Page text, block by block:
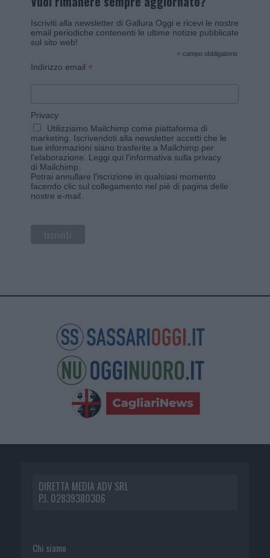
Iscriviti alla newsletter di Gallura Oggi e ricevi le nostre
email periodiche contenenti le ultime notizie pubblicate
sul sito web!
* campo obbligatorio
Indirizzo email *
Privacy
Utilizziamo Mailchimp come piattaforma di
marketing. Iscrivendoti alla newsletter accetti che le
tue informazioni siano trasferite a Mailchimp per
l'elaborazione. Leggi qui l'informativa sulla privacy
di Mailchimp
Potrai annullare l'iscrizione in qualsiasi momento
facendo clic sul collegamento nel piè di pagina delle
nostre e-mail.
DIRETTA MEDIA ADV SRL
P.I. 02839380306
Chi siamo